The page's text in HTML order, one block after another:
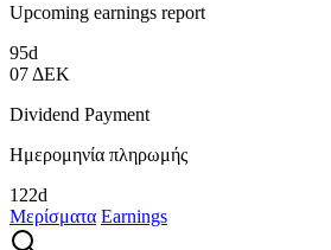
Upcoming earnings report
95d
07 ΔΕΚ
Dividend Payment
Ημερομηνία πληρωμής
122d
Μερίσματα Earnings